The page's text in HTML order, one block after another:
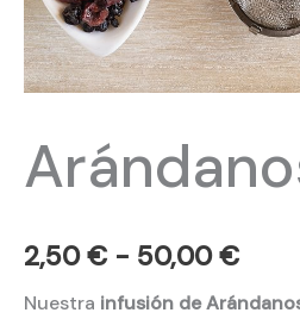
2,50€ - 50,00€
Nuestra infusión de
Arándanos
cantidad